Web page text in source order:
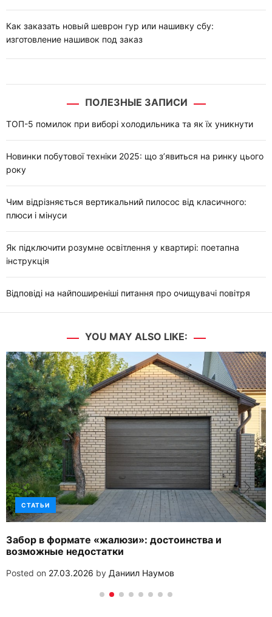
Как заказать новый шеврон гур или нашивку сбу:
изготовление нашивок под заказ
ПОЛЕЗНЫЕ ЗАПИСИ
ТОП-5 помилок при виборі холодильника та як їх уникнути
Новинки побутової техніки 2025: що з’явиться на ринку цього
року
Чим відрізняється вертикальний пилосос від класичного:
плюси і мінуси
Як підключити розумне освітлення у квартирі: поетапна
інструкція
Відповіді на найпоширеніші питання про очищувачі повітря
YOU MAY ALSO LIKE:
СТАТЬИ
Забор в формате «жалюзи»: достоинства и
возможные недостатки
Posted on 27.03.2026 by Даниил Наумов